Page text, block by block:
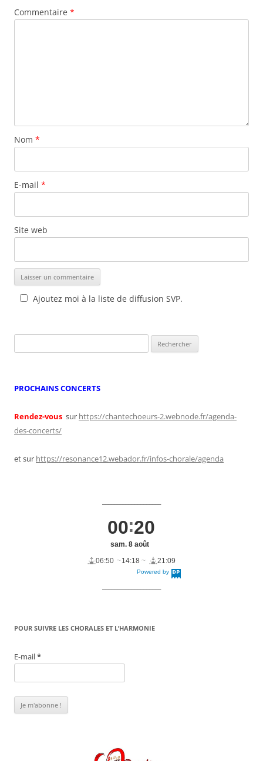
Commentaire *
Nom *
E-mail *
Site web
Ajoutez moi à la liste de diffusion SVP.
PROCHAINS CONCERTS
Rendez-vous sur https://chantechoeurs-2.webnode.fr/agenda-
des-concerts/
et sur https://resonance12.webador.fr/infos-chorale/agenda
Powered by
00 20
sam. 8 août
06:50
14:18 21:09
POUR SUIVRE LES CHORALES ET L’HARMONIE
E-mail*